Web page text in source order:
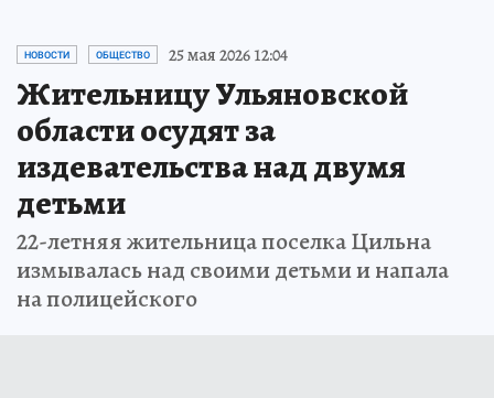
НОВОСТИ ОБЩЕСТВО 25 мая 2026 12:04
Жительницу Ульяновской
области осудят за
издевательства над двумя
детьми
22-летняя жительница поселка Цильна
измывалась над своими детьми и напала
на полицейского